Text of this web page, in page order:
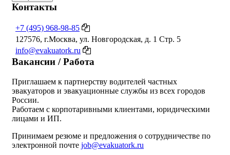
Контакты
+7 (495) 968-98-85
127576, г.Москва, ул. Новгородская, д. 1 Стр. 5
info@evakuatork.ru
Вакансии / Работа
Приглашаем к партнерству водителей частных
эвакуаторов и эвакуационные службы из всех городов
России.
Работаем с корпотаривными клиентами, юридическими
лицами и ИП.
Принимаем резюме и предложения о сотрудничестве по
электронной почте job@evakuatork.ru